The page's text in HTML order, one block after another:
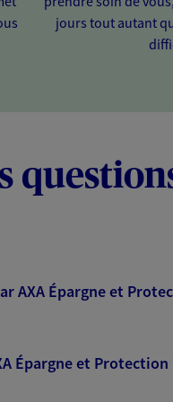
jours tout autant
AXA Épargne et
Épargne et Protection